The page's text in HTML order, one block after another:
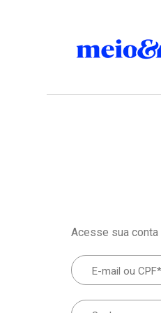
Acesse sua conta